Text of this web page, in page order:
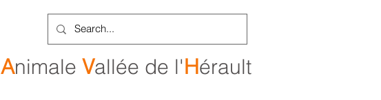
Animale Vallée de l'Hérault